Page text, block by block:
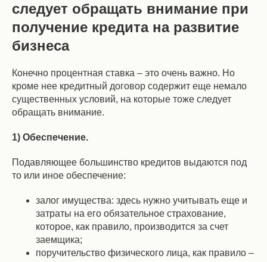
следует обращать внимание при
получение кредита на развитие
бизнеса
Конечно процентная ставка – это очень важно. Но
кроме нее кредитный договор содержит еще немало
существенных условий, на которые тоже следует
обращать внимание.
1) Обеспечение.
Подавляющее большинство кредитов выдаются под
то или иное обеспечение:
залог имущества: здесь нужно учитывать еще и
затраты на его обязательное страхование,
которое, как правило, производится за счет
заемщика;
поручительство физического лица, как правило –